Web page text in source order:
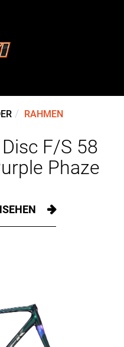
RAHMEN
F/S 58
Phaze